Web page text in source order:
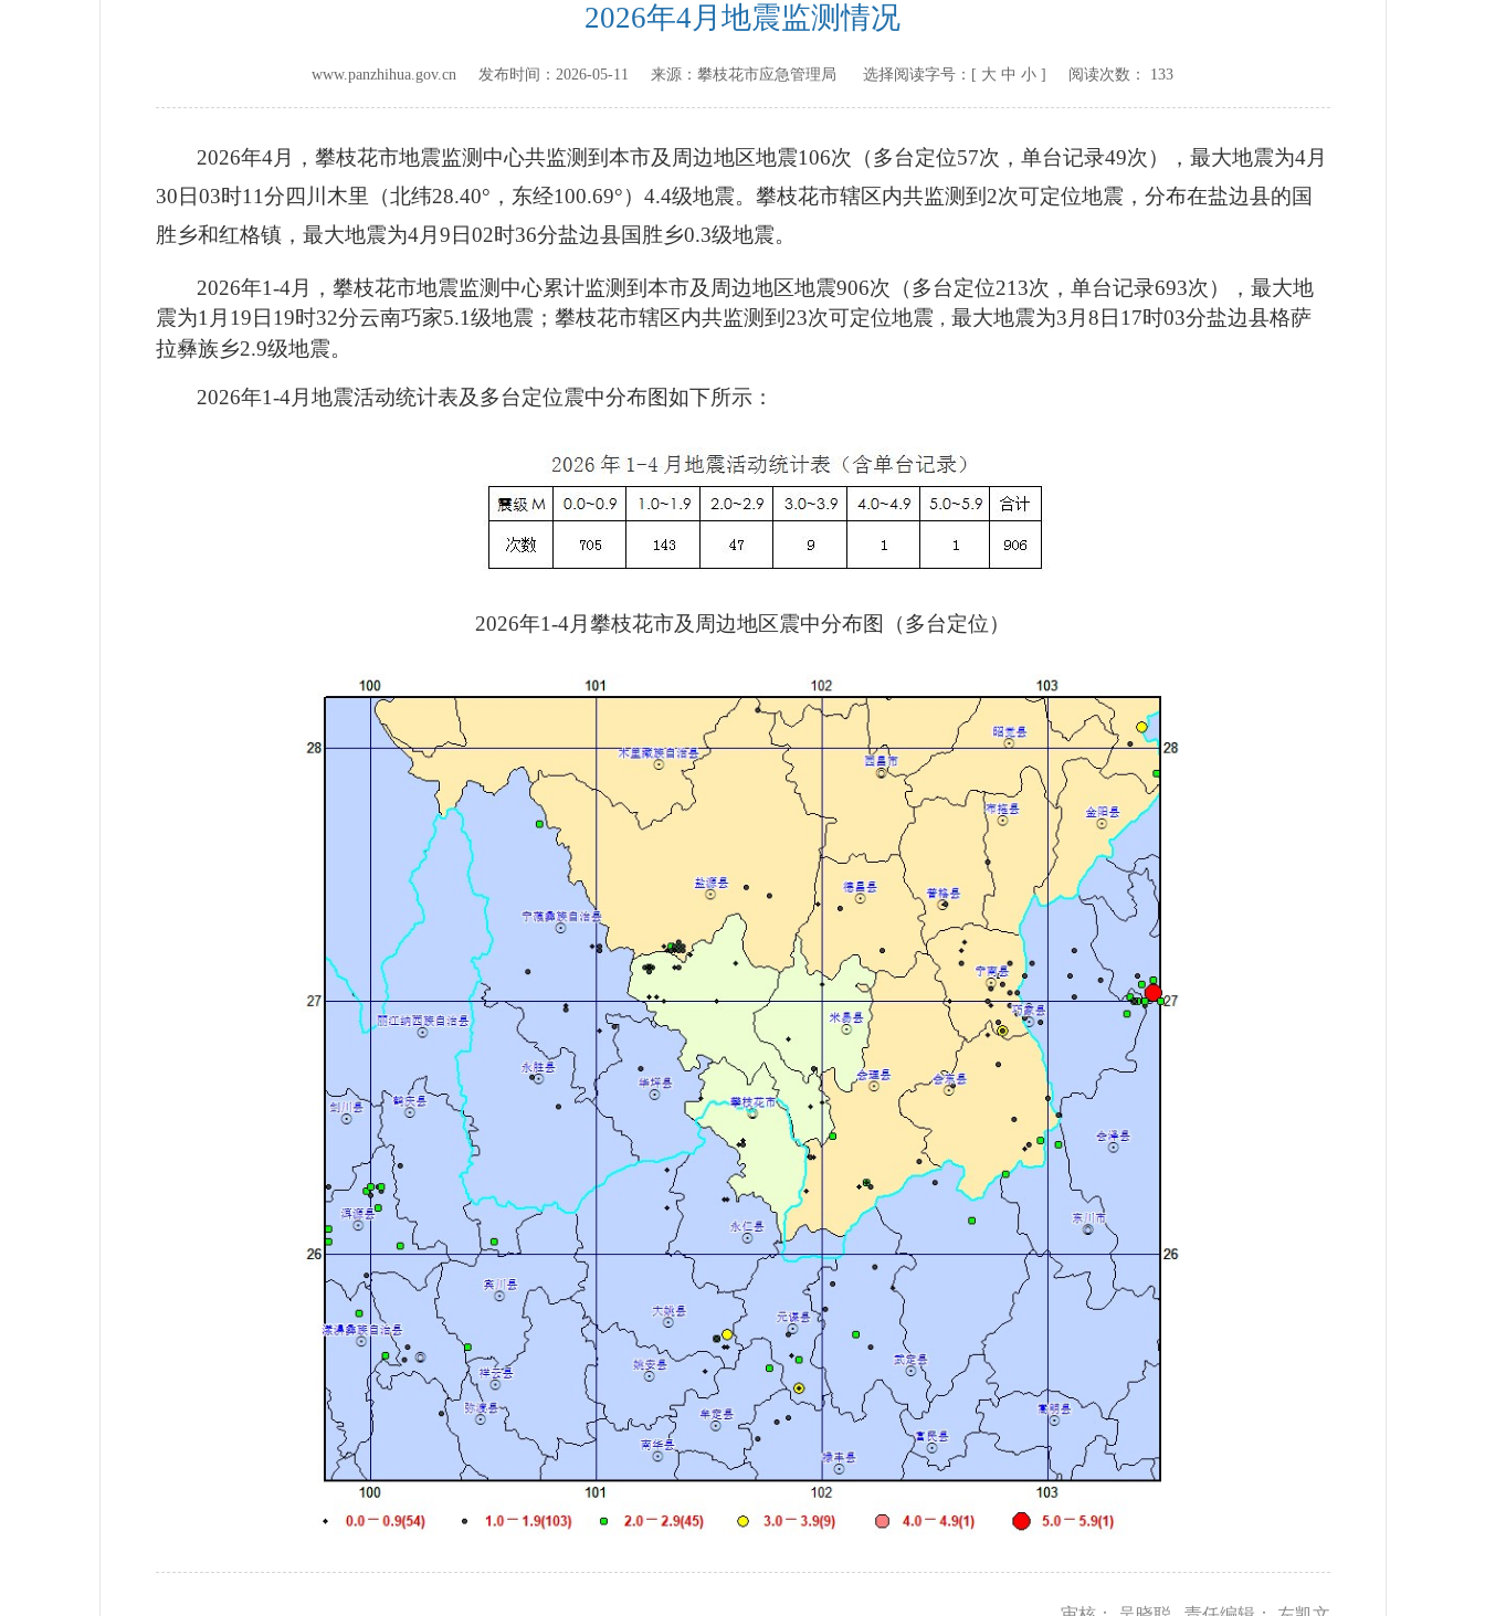
2026年4月地震监测情况
www.panzhihua.gov.cn 发布时间： 2026-05-11 来源： 攀枝花市应急管理局 选择阅读字号：[ 大 中 小 ] 阅读次数： 133
2026年4月，攀枝花市地震监测中心共监测到本市及周边地区地震106次（多台定位57次，单台记录49次），最大地震为4月
30日03时11分四川木里（北纬28.40°，东经100.69°）4.4级地震。攀枝花市辖区内共监测到2次可定位地震，分布在盐边县的国
胜乡和红格镇，最大地震为4月9日02时36分盐边县国胜乡0.3级地震。
2026年1-4月，攀枝花市地震监测中心累计监测到本市及周边地区地震906次（多台定位213次，单台记录693次），最大地
震为1月19日19时32分云南巧家5.1级地震；攀枝花市辖区内共监测到23次可定位地震 ， 最大地震为3月8日17时03分盐边县格萨
拉彝族乡2.9级地震。
2026年1-4月地震活动统计表及多台定位震中分布图如下所示：
2026年1-4月攀枝花市及周边地区震中分布图（多台定位）